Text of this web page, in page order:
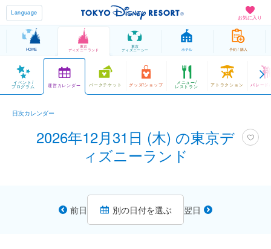
お気に入り
Language
HOME
東京
ディズニーランド
東京
ディズニーシー ホテル 予約 / 購入
イベント/
プログラム 運営カレンダー パークチケット グッズ/ショップ メニュー/
レストラン アトラクション パレード
日次カレンダー
2026年12月31日 (木) の東京デ
ィズニーランド
前日 別の日付を選ぶ 翌日